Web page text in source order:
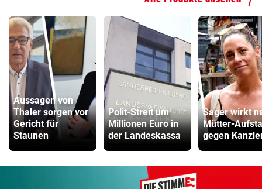
Aussagen von
Thaler sorgen vor
Gericht für
Staunen
Polit-Streit um
Millionen Euro in
der Landeskassa
Sager wirkt
Mütter-
gegen